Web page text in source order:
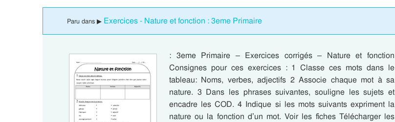
Paru dans ▶ Exercices - Nature et fonction : 3eme Primaire
: 3eme Primaire – Exercices corrigés – Nature et fonction
Consignes pour ces exercices : 1 Classe ces mots dans le
tableau: Noms, verbes, adjectifs 2 Associe chaque mot à sa
nature. 3 Dans les phrases suivantes, souligne les sujets et
encadre les COD. 4 Indique si les mots suivants expriment la
nature ou la fonction d’un mot. Voir les fiches Télécharger les